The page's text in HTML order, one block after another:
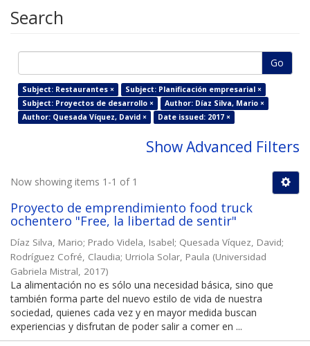
Search
Go
Subject: Restaurantes ×
Subject: Planificación empresarial ×
Subject: Proyectos de desarrollo ×
Author: Díaz Silva, Mario ×
Author: Quesada Víquez, David ×
Date issued: 2017 ×
Show Advanced Filters
Now showing items 1-1 of 1
Proyecto de emprendimiento food truck
ochentero "Free, la libertad de sentir"
Díaz Silva, Mario; Prado Videla, Isabel; Quesada Víquez, David;
Rodríguez Cofré, Claudia; Urriola Solar, Paula (Universidad
Gabriela Mistral, 2017)
La alimentación no es sólo una necesidad básica, sino que
también forma parte del nuevo estilo de vida de nuestra
sociedad, quienes cada vez y en mayor medida buscan
experiencias y disfrutan de poder salir a comer en ...